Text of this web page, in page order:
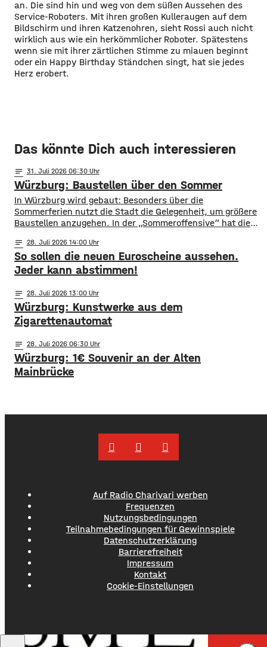
an. Die sind hin und weg von dem süßen Aussehen des
Service-Roboters. Mit ihren großen Kulleraugen auf dem
Bildschirm und ihren Katzenohren, sieht Rossi auch nicht
wirklich aus wie ein herkömmlicher Roboter. Spätestens
wenn sie mit ihrer zärtlichen Stimme zu miauen beginnt
oder ein Happy Birthday Ständchen singt, hat sie jedes
Herz erobert.
Das könnte Dich auch interessieren
notes 31. Juli 2026 06:30
Würzburg: Baustellen über den Sommer
​​In Würzburg wird gebaut: Besonders über die
Sommerferien nutzt die Stadt die Gelegenheit, um größere
Baustellen anzugehen. In der „Sommeroffensive“ hat die
anderem die Sperrung der B27-Brücke bekanntgegeben.
Eine Übersicht über alle aktuellen Baustellen findet ihr
hier. ​Sperrung B27-Brücke ​Eine der größten
Brücke über
notes 28. Juli 2026 14:00
So sollen die neuen Euroscheine aussehen.
Jeder kann abstimmen!
notes 28. Juli 2026 13:00
Würzburg: Kunstwerke aus dem
Zigarettenautomat
notes 28. Juli 2026 06:30
Würzburg: 1€ Souvenir an der Alten
Mainbrücke
Auf Radio Charivari werben
Frequenzen
Nutzungsbedingungen
Teilnahmebedingungen für Gewinnspiele
Datenschutzerklärung
Barrierefreiheit
Impressum
Kontakt
Cookie-Einstellungen